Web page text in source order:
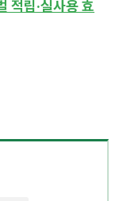
적립·실사용 효